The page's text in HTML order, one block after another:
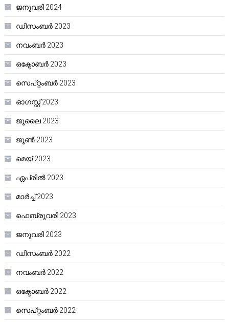
ജനുവരി 2024
ഡിസംബർ 2023
നവംബർ 2023
ഒക്ടോബർ 2023
സെപ്റ്റംബർ 2023
ഓഗസ്റ്റ്‌ 2023
ജൂലൈ 2023
ജൂൺ 2023
മെയ്‌ 2023
ഏപ്രിൽ 2023
മാർച്ച്‌ 2023
ഫെബ്രുവരി 2023
ജനുവരി 2023
ഡിസംബർ 2022
നവംബർ 2022
ഒക്ടോബർ 2022
സെപ്റ്റംബർ 2022